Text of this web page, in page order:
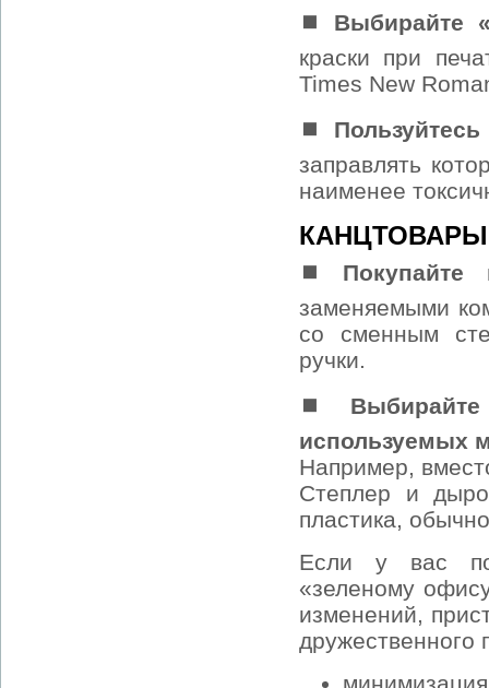
⏹ Выбирайте
краски при
Times New
⏹
заправлять
наименее
КАНЦТОВАРЫ
⏹ Покупайте
заменяемыми
со сменным
ручки.
⏹ Выбирайте
используемых
Например,
Степлер и
пластика,
Если у вас
«зеленому
изменений,
дружественного